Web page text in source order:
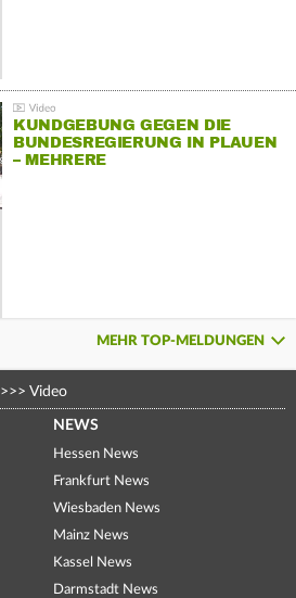
KUNDGEBUNG GEGEN DIE
BUNDESREGIERUNG IN PLAUEN
– MEHRERE
MEHR TOP-MELDUNGEN
>>> Video
NEWS
Hessen News
Frankfurt News
Wiesbaden News
Mainz News
Kassel News
Darmstadt News